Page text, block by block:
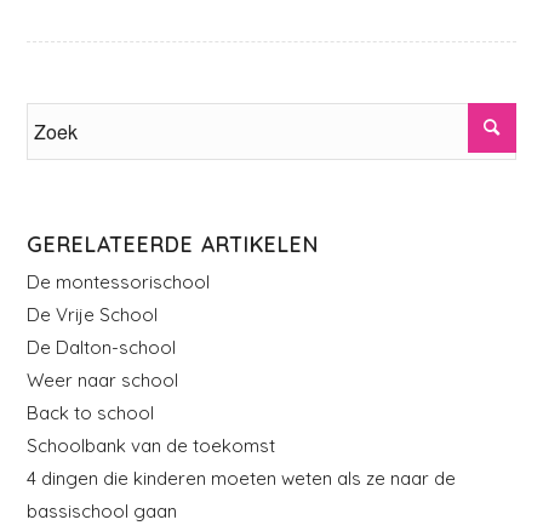
GERELATEERDE ARTIKELEN
De montessorischool
De Vrije School
De Dalton-school
Weer naar school
Back to school
Schoolbank van de toekomst
4 dingen die kinderen moeten weten als ze naar de
bassischool gaan